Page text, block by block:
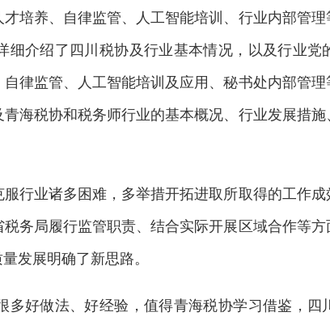
养、自律监管、人工智能培训、行业内部管理
介绍了四川税协及行业基本情况，以及行业
律监管、人工智能培训及应用、秘书处内部管
海税协和税务师行业的基本概况、行业发展措
业诸多困难，多举措开拓进取所取得的工作成
务局履行监管职责、结合实际开展区域合作等
发展明确了新思路。
好做法、好经验，值得青海税协学习借鉴，四